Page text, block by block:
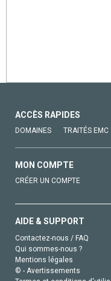
ACCÈS RAPIDES
DOMAINES TRAITÉS EMC
MON COMPTE
CRÉER UN COMPTE
AIDE & SUPPORT
Contactez-nous / FAQ
Qui sommes-nous ?
Mentions légales
© - Avertissements